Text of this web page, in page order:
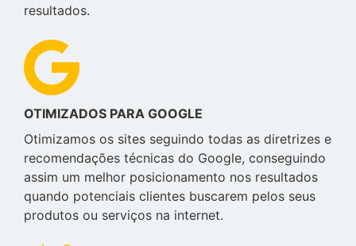
resultados.
OTIMIZADOS PARA GOOGLE
Otimizamos os sites seguindo todas as diretrizes e
recomendações técnicas do Google, conseguindo
assim um melhor posicionamento nos resultados
quando potenciais clientes buscarem pelos seus
produtos ou serviços na internet.